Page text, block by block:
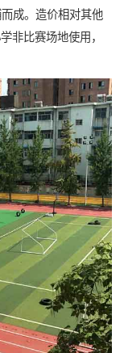
成。造价相对其他
非比赛场地使用，